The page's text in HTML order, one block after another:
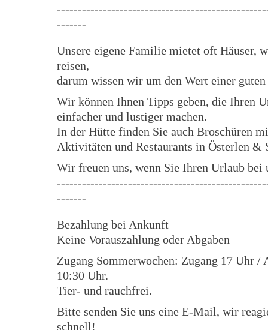
-------
Unsere eigene Familie mietet oft Häuser,
reisen,
darum wissen wir um den Wert einer
Wir können Ihnen Tipps geben, die Ihren
einfacher und lustiger machen.
In der Hütte finden Sie auch Broschüren
Aktivitäten und Restaurants in Österlen &
Wir freuen uns, wenn Sie Ihren Urlaub bei
-------
Bezahlung bei Ankunft
Keine Vorauszahlung oder Abgaben
Zugang Sommerwochen: Zugang 17 Uhr /
10:30 Uhr.
Tier- und rauchfrei.
Bitte senden Sie uns eine E-Mail, wir
schnell!